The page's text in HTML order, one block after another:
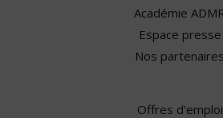
Académie
Espace presse
Nos partenaires
Offres d'emploi